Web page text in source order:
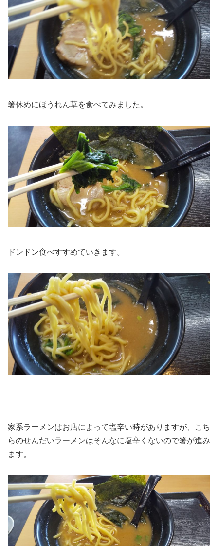
箸休めにほうれん草を食べてみました。
ドンドン食べすすめていきます。
家系ラーメンはお店によって塩辛い時がありますが、こち
らのせんだいラーメンはそんなに塩辛くないので箸が進み
ます。